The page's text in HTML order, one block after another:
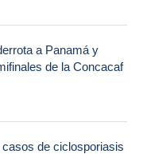
a Panamá y
de la Concacaf
de ciclosporiasis